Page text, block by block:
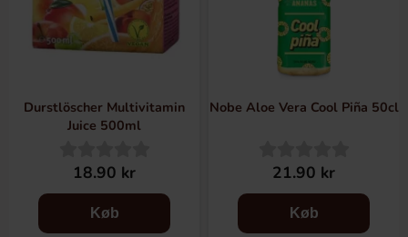
Durstlöscher Multivitamin
Juice 500ml
18.90 kr
Køb
Nobe Aloe Vera Cool Piña 50cl
21.90 kr
Køb